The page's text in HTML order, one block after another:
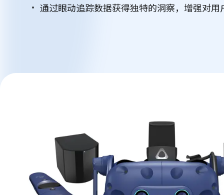
通过眼动追踪数据获得独特的洞察，增强对用